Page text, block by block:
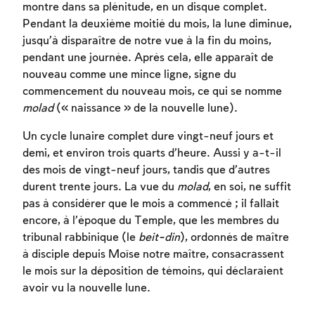
montre dans sa plénitude, en un disque complet.
Pendant la deuxième moitié du mois, la lune diminue,
jusqu’à disparaître de notre vue à la fin du moins,
pendant une journée. Après cela, elle apparaît de
nouveau comme une mince ligne, signe du
commencement du nouveau mois, ce qui se nomme
molad(« naissance » de la nouvelle lune).
Un cycle lunaire complet dure vingt-neuf jours et
demi, et environ trois quarts d’heure. Aussi y a-t-il
des mois de vingt-neuf jours, tandis que d’autres
durent trente jours. La vue du molad, en soi, ne suffit
pas à considérer que le mois a commencé ; il fallait
encore, à l’époque du Temple, que les membres du
tribunal rabbinique (le beit-din), ordonnés de maître
à disciple depuis Moïse notre maître, consacrassent
le mois sur la déposition de témoins, qui déclaraient
avoir vu la nouvelle lune.